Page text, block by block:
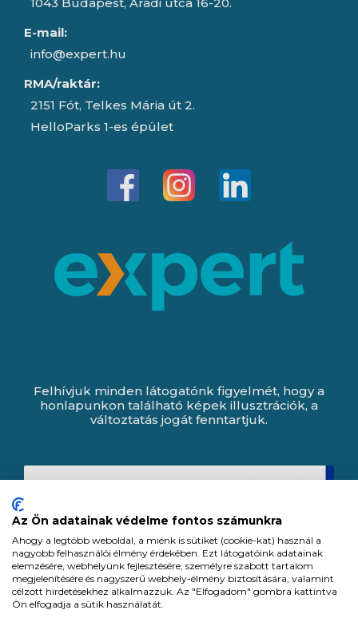
E-mail:
info@expert.hu
RMA/raktár:
2151 Fót, Telkes Mária út 2.
HelloParks 1-es épület
Felhívjuk minden látogatónk figyelmét, hogy a
honlapunkon található képek illusztrációk, a
változtatás jogát fenntartjuk.
Az Ön adatainak védelme fontos számunkra
Ahogy a legtöbb weboldal, a miénk is sütiket (cookie-kat) használ a
nagyobb felhasználói élmény érdekében. Ezt látogatóink adatainak
elemzésére, webhelyünk fejlesztésére, személyre szabott tartalom
megjelenítésére és nagyszerű webhely-élmény biztosítására, valamint
célzott hirdetésekhez alkalmazzuk. Az "Elfogadom" gombra kattintva
Ön elfogadja a sütik használatát.